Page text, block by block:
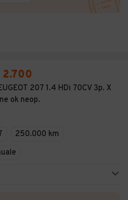
2.700
207 1.4 HDi 70CV 3p. X
ok neop.
250.000 km